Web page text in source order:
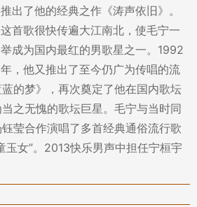
推出了他的经典之作《涛声依旧》。
这首歌很快传遍大江南北，使毛宁一
举成为国内最红的男歌星之一。1992
年，他又推出了至今仍广为传唱的流
的梦》，再次奠定了他在国内歌坛
之无愧的歌坛巨星。毛宁与当时同
莹合作演唱了多首经典通俗流行歌
玉女”。2013快乐男声中担任宁桓宇